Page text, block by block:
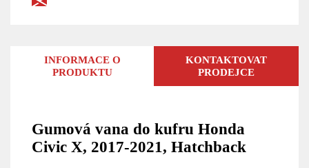
INFORMACE O
PRODUKTU
KONTAKTOVAT
PRODEJCE
Gumová vana do kufru Honda
Civic X, 2017-2021, Hatchback